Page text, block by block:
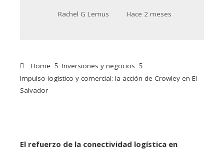
Rachel G Lemus Hace 2 meses
Home
Inversiones y negocios
Impulso logístico y comercial: la acción de Crowley en El
Salvador
El refuerzo de la conectividad logística en